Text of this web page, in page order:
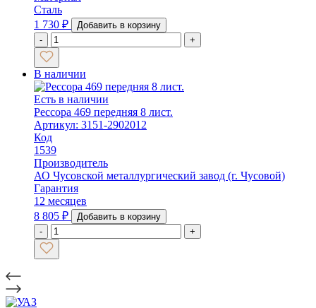
Сталь
1 730 ₽
Добавить в корзину
-
+
В наличии
Есть в наличии
Рессора 469 передняя 8 лист.
Артикул: 3151-2902012
Код
1539
Производитель
АО Чусовской металлургический завод (г. Чусовой)
Гарантия
12 месяцев
8 805 ₽
Добавить в корзину
-
+